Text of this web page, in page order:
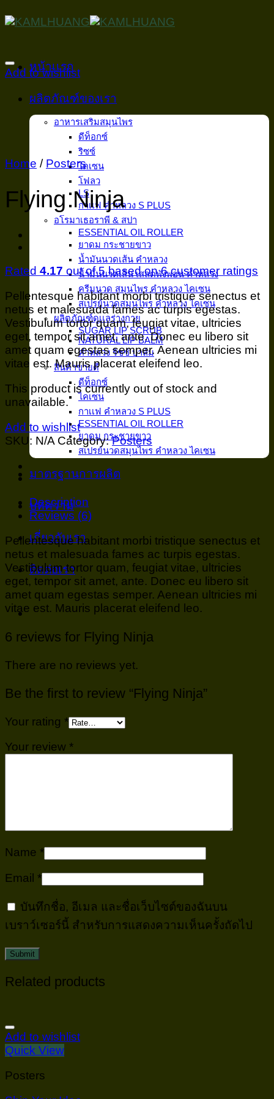
to
หน้าเเรก
ผลิตภัณฑ์ของเรา
อาหารเสริมสมุนไพร
ดีท็อกซ์
ริซซ์
ไคเซน
โฟลว
LS
กาเเฟ คำหลวง S PLUS
อโรมาเธอราพี & สปา
ESSENTIAL OIL ROLLER
ยาดม กระชายขาว
น้ำมันนวดเส้น คำหลวง
น้ำมันนวดเส้น เสลดพังพอน คำหลวง
ครีมนวด สมุนไพร คำหลวง ไคเซน
สเปรย์นวดสมุนไพร คำหลวง ไคเซน
ผลิตภัณฑ์ดูเเลร่างกาย
SUGAR LIP SCRUB
NATURAL LIP BALM
คำหลวง ริซซ์ บาล์ม
สินค้าขายดี
ดีท็อกซ์
ไคเซน
กาเเฟ คำหลวง S PLUS
ESSENTIAL OIL ROLLER
ยาดม กระชายขาว
สเปรย์นวดสมุนไพร คำหลวง ไคเซน
มาตรฐานการผลิต
บทความ
เกี่ยวกับเรา
ติดต่อเรา
Add to wishlist
Home / Posters
Flying Ninja
Rated 4.17 out of 5 based on6customer ratings
Pellentesque habitant morbi tristique senectus et
netus et malesuada fames ac turpis egestas.
Vestibulum tortor quam, feugiat vitae, ultricies
eget, tempor sit amet, ante. Donec eu libero sit
amet quam egestas semper. Aenean ultricies mi
vitae est. Mauris placerat eleifend leo.
This product is currently out of stock and
unavailable.
Add to wishlist
SKU: N/A Category:Posters
Description
Reviews (6)
Pellentesque habitant morbi tristique senectus et
netus et malesuada fames ac turpis egestas.
Vestibulum tortor quam, feugiat vitae, ultricies
eget, tempor sit amet, ante. Donec eu libero sit
amet quam egestas semper. Aenean ultricies mi
vitae est. Mauris placerat eleifend leo.
6 reviews for Flying Ninja
There are no reviews yet.
Be the first to review “Flying Ninja”
Your rating *
Your review *
Name *
Email *
บันทึกชื่อ, อีเมล และชื่อเว็บไซต์ของฉันบน
เบราว์เซอร์นี้ สำหรับการแสดงความเห็นครั้งถัดไป
Related products
Add to wishlist
Quick View
Posters